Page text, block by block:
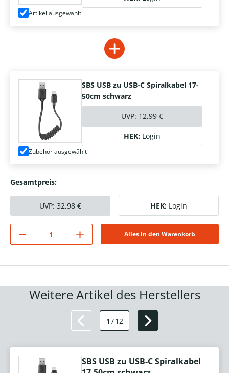
Artikel ausgewählt
SBS USB zu USB-C Spiralkabel 17-
50cm schwarz
UVP: 12,99 €
HEK: Login
Zubehör ausgewählt
Gesamtpreis:
UVP: 32,98 € HEK: Login
Alles in den Warenkorb
Weitere Artikel des Herstellers
1 /12
SBS USB zu USB-C Spiralkabel